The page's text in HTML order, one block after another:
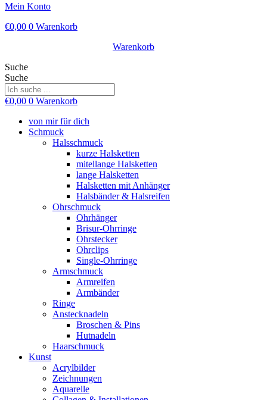
Mein Konto
€0,00 0 Warenkorb
Warenkorb
Suche
Suche
€0,00 0 Warenkorb
von mir für dich
Schmuck
Halsschmuck
kurze Halsketten
mitellange Halsketten
lange Halsketten
Halsketten mit Anhänger
Halsbänder & Halsreifen
Ohrschmuck
Ohrhänger
Brisur-Ohrringe
Ohrstecker
Ohrclips
Single-Ohrringe
Armschmuck
Armreifen
Armbänder
Ringe
Anstecknadeln
Broschen & Pins
Hutnadeln
Haarschmuck
Kunst
Acrylbilder
Zeichnungen
Aquarelle